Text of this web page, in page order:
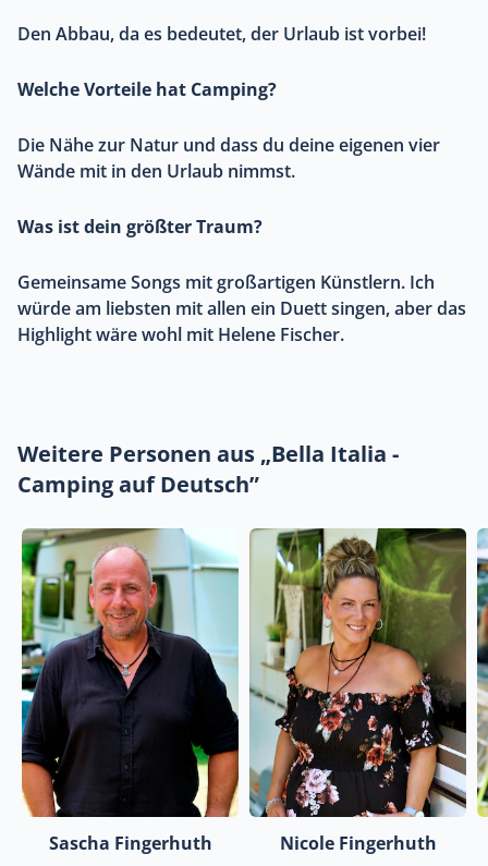
Den Abbau, da es bedeutet, der Urlaub ist vorbei!
Welche Vorteile hat Camping?
Die Nähe zur Natur und dass du deine eigenen vier
Wände mit in den Urlaub nimmst.
Was ist dein größter Traum?
Gemeinsame Songs mit großartigen Künstlern. Ich
würde am liebsten mit allen ein Duett singen, aber das
Highlight wäre wohl mit Helene Fischer.
Weitere Personen aus „Bella Italia -
Camping auf Deutsch”
Sascha Fingerhuth Nicole Fingerhuth